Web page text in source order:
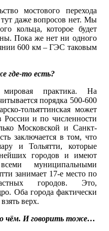
мостового перехода
тут даже вопросов нет. Мы
кольца, которое будет
Пока же нет ни одного
600 км – ГЭС таковым
где-то есть?
практика. На
порядка 500-600
тольяттинская может
России и по численности
Московской и Санкт-
заключается в том, что
и Тольятти, которые
городов и имеют
муниципальными
занимает 17-е место по
городов. Это,
Оба города фактически
верх.
чём. И говорить тоже…